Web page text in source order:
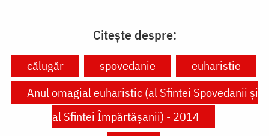
Citește despre:
călugăr spovedanie
euharistie
Anul omagial euharistic (al Sfintei Spovedanii şi
al Sfintei Împărtăşanii) - 2014